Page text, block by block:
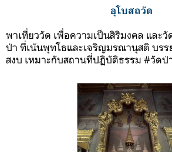
อุโบสถวัด
พาเที่ยววัด เพื่อความเป็นสิริมงคล และวั
ป่า ที่เน้นพุทโธและเจริญมรณานุสติ บรร
สงบ เหมาะกับสถานที่ปฏิบัติธรรม #วัดป่